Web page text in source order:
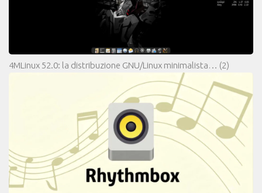
4MLinux 52.0: la distribuzione GNU/Linux minimalista… (2)